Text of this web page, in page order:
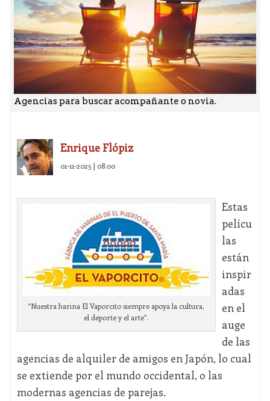
Agencias para buscar acompañante o novia.
Enrique Flópiz
01-11-2025 | 08:00
“Nuestra harina El Vaporcito siempre apoya la cultura,
el deporte y el arte”.
Estas
pelícu
las
están
inspir
adas
en el
auge
de las
agencias de alquiler de amigos en Japón, lo cual
se extiende por el mundo occidental, o las
modernas agencias de parejas.